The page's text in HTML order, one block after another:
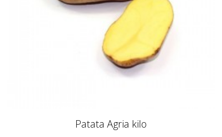
Patata Agria kilo